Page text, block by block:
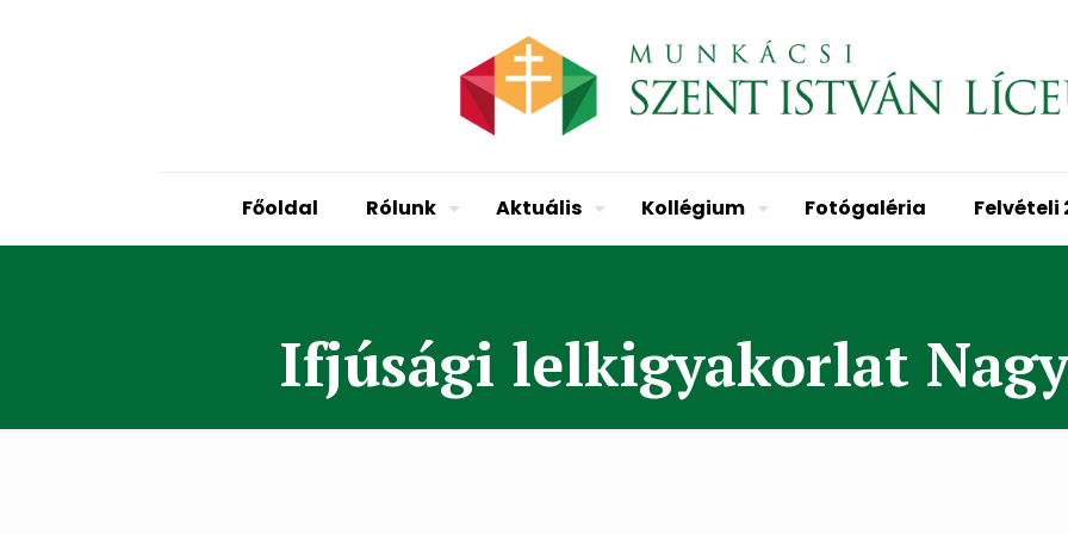
Főoldal Rólunk Aktuális Kollégium Fotógaléria Felvételi
Ifjúsági lelkigyakorlat